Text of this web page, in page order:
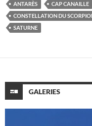
ANTARÈS CAP CANAILLE
CONSTELLATION DU
SATURNE
GALERIES